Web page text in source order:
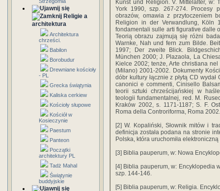
Religie a
architektura
Architektura
chrześci.
Babilon
Borobudur
Drewniane kościoły
- PL
Grecka świątynia
Kaliska cerkiew
Kościoły słupowe
Kościół w
Kosieczynie
Paestum
Panteon
Początki
architektury PL
Tadż Mahal
Świątynie
buddyjskie
Kunst und Religion. V. Mittelalter, w:
York 1990, szp. 267-274. Procesy
obrazów, omawia z przytoczeniem
Religion in der Verwandlung,
fondamentali sulle arti figurative dalle
Teorią obrazu zajmują się różni
Warnke, Nah und fern zum Bilde.
1997; Der zweite Blick.
München 2000; J. Plazaola, La
Kielce 2002; tenże, Arte christiana
(Milano) 2001-2002. Dokumenty
dóbr kultury łącznie z płytą CD
canonici e commenti, Cinisello
teorii sztuki chrześcijańskiej w
teologii fundamentalnej, red. M.
Kraków 2002, s. 1171-1187; S. F.
Roma della Controriforma, Roma 2002.
[2] W. Kopaliński, Słownik mitów i
definicja została podana na stronie
Polska, która uruchomiła
[3] Biblia pauperum, w: Nowa
[4] Biblia pauperum, w: Encyklopedia
szp. 144-146.
[5] Biblia pauperum, w: Religia.